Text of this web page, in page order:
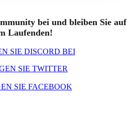
bei und bleiben Sie auf
Laufenden!
SIE DISCORD BEI
SIE TWITTER
SIE FACEBOOK